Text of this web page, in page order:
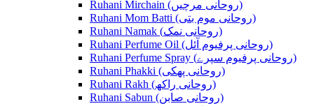
Ruhani Mirchain (روحانی مرچیں)
Ruhani Mom Batti (روحانی موم بتی)
Ruhani Namak (روحانی نمک)
Ruhani Perfume Oil (روحانی پرفیوم آئل)
Ruhani Perfume Spray (روحانی پرفیوم سپرے)
Ruhani Phakki (روحانی پھکی)
Ruhani Rakh (روحانی راکھ)
Ruhani Sabun (روحانی صابن)